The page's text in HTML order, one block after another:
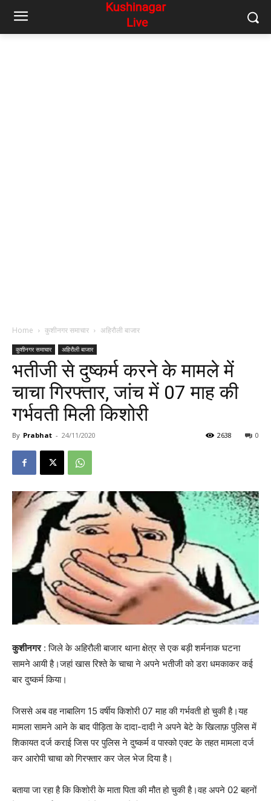
Home कुशीनगर समाचार अहिरौली बाजार
कुशीनगर समाचार अहिरौली बाजार
भतीजी से दुष्कर्म करने के मामले में
चाचा गिरफ्तार, जांच में 07 माह की
गर्भवती मिली किशोरी
By Prabhat - 24/11/2020 0
2638
कुशीनगर: जिले के अहिरौली बाजार थाना क्षेत्र से एक बड़ी शर्मनाक घटना
सामने आयी है।जहां खास रिश्ते के चाचा ने अपने भतीजी को डरा धमकाकर कई
बार दुष्कर्म किया।
जिससे अब वह नाबालिग 15 वर्षीय किशोरी 07 माह की गर्भवती हो चुकी है।यह
मामला सामने आने के बाद पीड़िता के दादा-दादी ने अपने बेटे के खिलाफ़ पुलिस में
शिकायत दर्ज कराई जिस पर पुलिस ने दुष्कर्म व पास्को एक्ट के तहत मामला दर्ज
कर आरोपी चाचा को गिरफ्तार कर जेल भेज दिया है।
बताया जा रहा है कि किशोरी के माता पिता की मौत हो चुकी है।वह अपने 02 बहनों